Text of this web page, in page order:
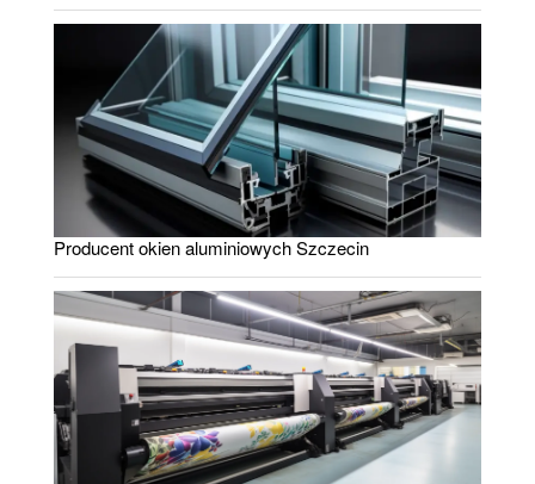
Producent okien aluminiowych Szczecin